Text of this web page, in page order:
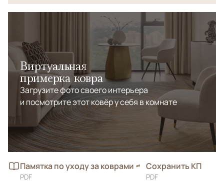
Виртуальная
примерка ковра
Загрузите фото своего интерьера
и посмотрите этот ковёр у себя в комнате
Памятка по уходу за коврами
PDF
Сохранить КП
PDF